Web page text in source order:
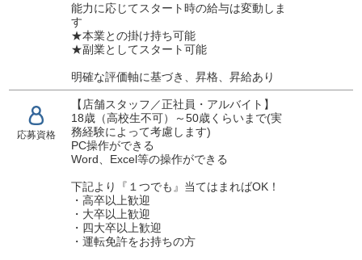
能力に応じてスタート時の給与は変動しま
す
★本業との掛け持ち可能
★副業としてスタート可能
明確な評価軸に基づき、昇格、昇給あり
応募資格
【店舗スタッフ／正社員・アルバイト】
18歳（高校生不可）～50歳くらいまで(実
務経験によって考慮します)
PC操作ができる
Word、Excel等の操作ができる
下記より『１つでも』当てはまればOK！
・高卒以上歓迎
・大卒以上歓迎
・四大卒以上歓迎
・運転免許をお持ちの方